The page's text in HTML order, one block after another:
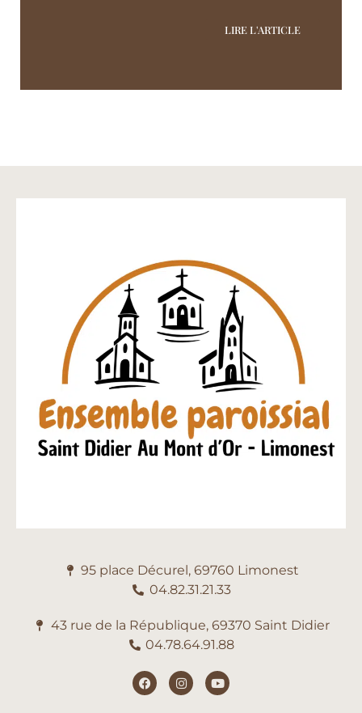
LIRE L'ARTICLE
95 place Décurel, 69760 Limonest
04.82.31.21.33
43 rue de la République, 69370 Saint Didier
04.78.64.91.88